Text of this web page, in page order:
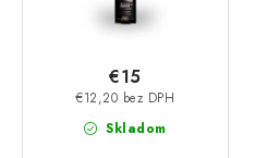
Skladom
€12,20 bez DPH
€15